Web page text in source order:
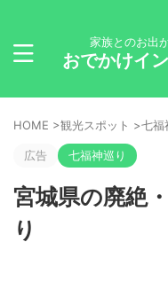
家族とのお出
おでかけイ
HOME >観光スポット >七福
広告 七福神巡り
宮城県の廃絶
り